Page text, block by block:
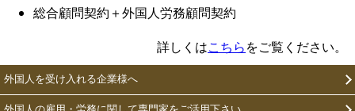
総合顧問契約＋外国人労務顧問契約
詳しくはこちらをご覧ください。
外国人を受け入れる企業様へ